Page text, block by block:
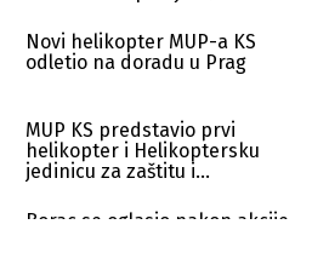
Novi helikopter MUP-a KS
odletio na doradu u Prag
MUP KS predstavio prvi
helikopter i Helikoptersku
jedinicu za zaštitu i
Borac se oglasio nakon akcije